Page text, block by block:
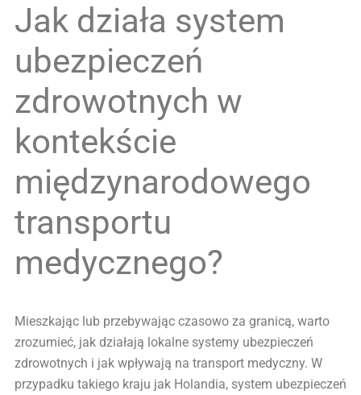
Jak działa system
ubezpieczeń
zdrowotnych w
kontekście
międzynarodowego
transportu
medycznego?
Mieszkając lub przebywając czasowo za granicą, warto
zrozumieć, jak działają lokalne systemy ubezpieczeń
zdrowotnych i jak wpływają na transport medyczny. W
przypadku takiego kraju jak Holandia, system ubezpieczeń